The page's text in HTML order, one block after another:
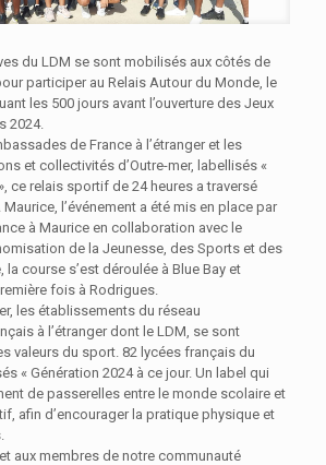
du LDM se sont mobilisés aux côtés de
participer au Relais Autour du Monde, le
les 500 jours avant l’ouverture des Jeux
2024.
de France à l’étranger et les
et collectivités d’Outre-mer, labellisés «
ce relais sportif de 24 heures a traversé
l’événement a été mis en place par
à Maurice en collaboration avec le
de la Jeunesse, des Sports et des
la course s’est déroulée à Blue Bay et
fois à Rodrigues.
les établissements du réseau
à l’étranger dont le LDM, se sont
valeurs du sport. 82 lycées français du
« Génération 2024 à ce jour. Un label qui
de passerelles entre le monde scolaire et
afin d’encourager la pratique physique et
aux membres de notre communauté